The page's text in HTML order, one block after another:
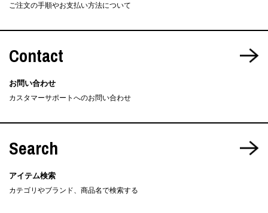
ご注文の手順やお支払い方法について
Contact
お問い合わせ
カスタマーサポートへのお問い合わせ
Search
アイテム検索
カテゴリやブランド、商品名で検索する